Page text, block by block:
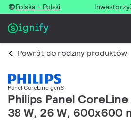
Polska - Polski Inwestorzy
Powrót do rodziny produktów
Panel CoreLine gen6
Philips Panel
38 W, 26 W, 600x600